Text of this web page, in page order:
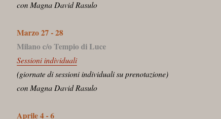
con Magna David Rasulo
Marzo 27 - 28
Milano c/o Tempio di Luce
Sessioni individuali
(giornate di sessioni individuali su prenotazione)
con Magna David Rasulo
Aprile 4 - 6